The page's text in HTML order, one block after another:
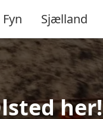
Fyn Sjælland
her!